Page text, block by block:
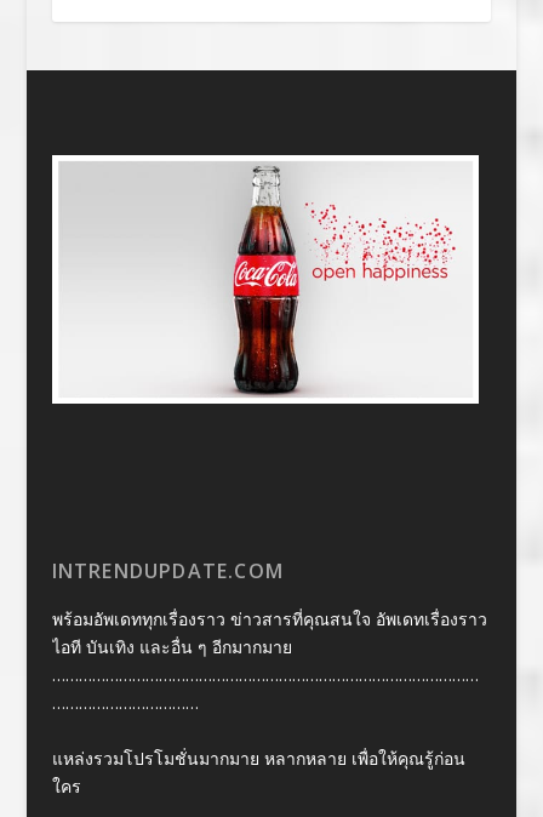
INTRENDUPDATE.COM
พร้อมอัพเดททุกเรื่องราว ข่าวสารที่คุณสนใจ อัพเดทเรื่องราว
ไอที บันเทิง และอื่น ๆ อีกมากมาย
……………………………………………………………………………………
……………………………
แหล่งรวมโปรโมชั่นมากมาย หลากหลาย เพื่อให้คุณรู้ก่อน
ใคร